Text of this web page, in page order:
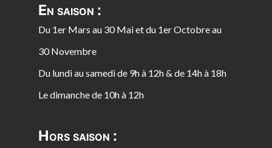
En saison :
Du 1er Mars au 30 Mai et du 1er Octobre au
30 Novembre
Du lundi au samedi de 9h à 12h & de 14h à 18h
Le dimanche de 10h à 12h
Hors saison :